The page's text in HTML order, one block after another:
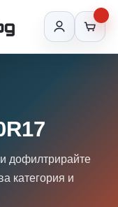
дофилтрирайте
категория и